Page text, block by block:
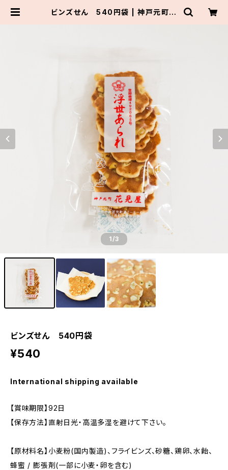
ビンズせん 540円袋 | 神戸元町
1/3
ビンズせん 540円袋
¥540
International shipping available
【賞味期限】92日
【保存方法】直射日光・高温多湿を避けて下さい。
【原材料名】小麦粉(国内製造)、フライビンズ、砂糖、鶏卵、水飴、
蜂蜜 / 膨張剤(一部に小麦・卵を含む)